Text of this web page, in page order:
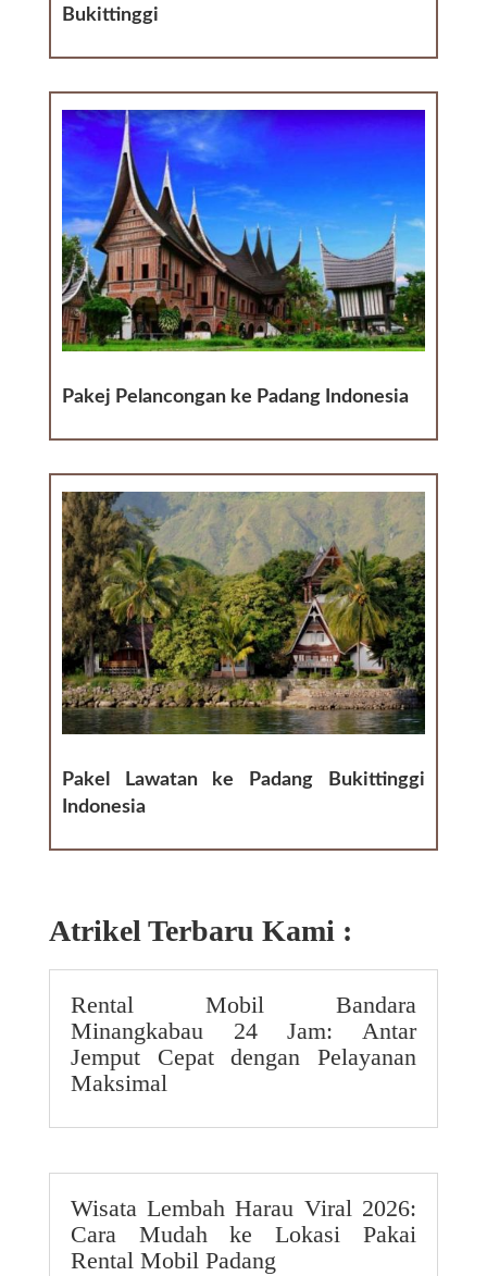
Bukittinggi
Pakej Pelancongan ke Padang Indonesia
Pakel Lawatan ke Padang Bukittinggi
Indonesia
Atrikel Terbaru Kami :
Rental Mobil Bandara
Minangkabau 24 Jam: Antar
Jemput Cepat dengan Pelayanan
Maksimal
Wisata Lembah Harau Viral 2026:
Cara Mudah ke Lokasi Pakai
Rental Mobil Padang